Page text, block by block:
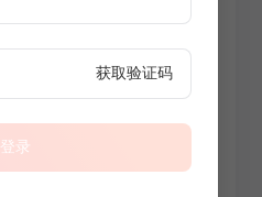
获取验证码
登录